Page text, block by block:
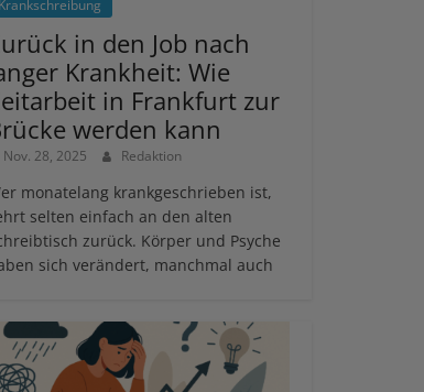
Krankschreibung
in den Job nach
Krankheit: Wie
in Frankfurt zur
werden kann
Nov. 28, 2025 Redaktion
monatelang krankgeschrieben ist,
selten einfach an den alten
zurück. Körper und Psyche
sich verändert, manchmal auch